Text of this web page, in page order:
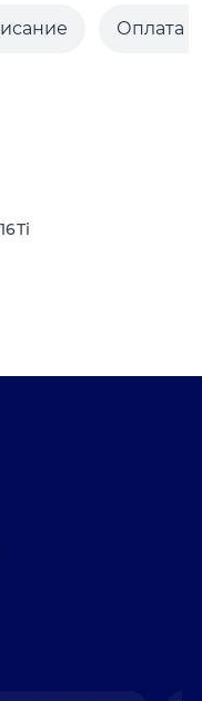
Оплата